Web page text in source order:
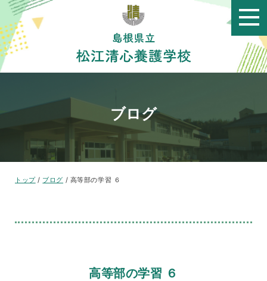
このページの本文へ
ブログ
現
トップ/ ブログ / 高等部の学習 ６
高等部の学習 ６